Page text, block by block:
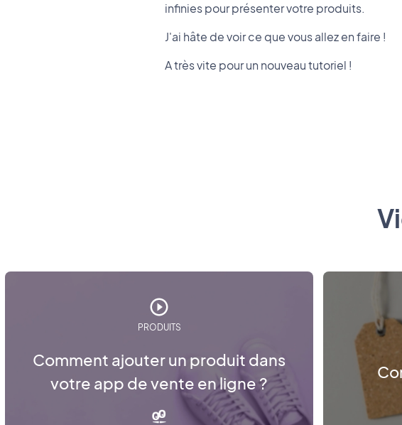
infinies pour présenter votre produits.
J'ai hâte de voir ce que vous allez en faire !
A très vite pour un nouveau tutoriel !
PRODUITS
Comment ajouter un produit dans
votre app de vente en ligne ?